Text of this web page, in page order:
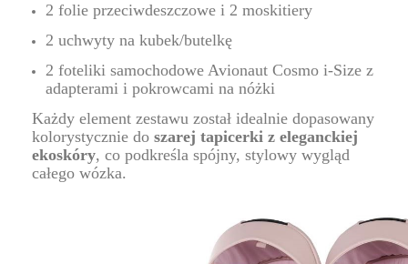
2 folie przeciwdeszczowe i 2 moskitiery
2 uchwyty na kubek/butelkę
2 foteliki samochodowe Avionaut Cosmo i-Size z
adapterami i pokrowcami na nóżki
Każdy element zestawu został idealnie dopasowany
kolorystycznie do szarej tapicerki z eleganckiej
ekoskóry, co podkreśla spójny, stylowy wygląd
całego wózka.